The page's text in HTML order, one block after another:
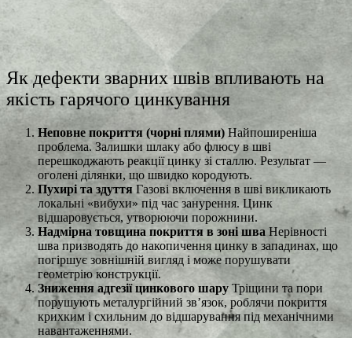
Як дефекти зварних швів впливають на
якість гарячого цинкування
Неповне покриття (чорні плями) Найпоширеніша
проблема. Залишки шлаку або флюсу в шві
перешкоджають реакції цинку зі сталлю. Результат —
оголені ділянки, що швидко кородують.
Пухирі та здуття Газові включення в шві викликають
локальні «вибухи» під час занурення. Цинк
відшаровується, утворюючи порожнини.
Надмірна товщина покриття в зоні шва Нерівності
шва призводять до накопичення цинку в западинах, що
погіршує зовнішній вигляд і може порушувати
геометрію конструкції.
Зниження адгезії цинкового шару Тріщини та пори
порушують металургійний зв’язок, роблячи покриття
крихким і схильним до відшарування під механічними
навантаженнями.